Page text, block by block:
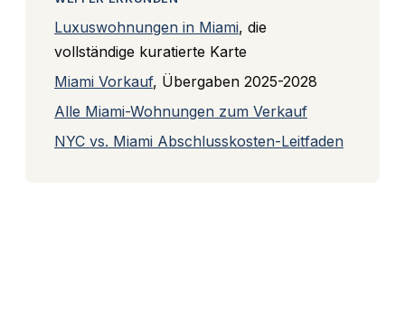
Luxuswohnungen in Miami, die
vollständige kuratierte Karte
Miami Vorkauf, Übergaben 2025-2028
Alle Miami-Wohnungen zum Verkauf
NYC vs. Miami Abschlusskosten-Leitfaden